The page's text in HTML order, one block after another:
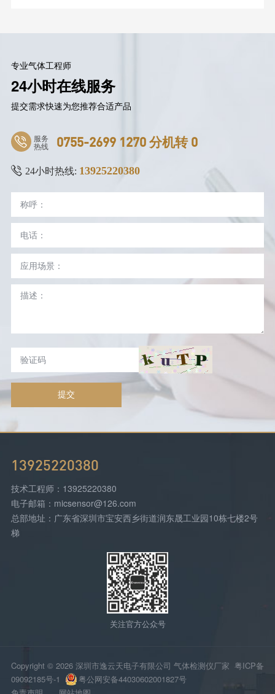
专业气体工程师
24小时在线服务
提交需求快速为您推荐合适产品
服务
热线 0755-2699 1270 分机转 0
24小时热线: 13925220380
提交
13925220380
技术工程师：13925220380
电子邮箱：micsensor@126.com
总部地址：广东省深圳市宝安西乡街道润东晟工业园10栋七楼2号
梯
关注官方公众号
Copyright © 2026 深圳市逸云天电子有限公司 气体检测仪厂家 粤ICP备
09092185号-1
粤公网安备44030602001827号